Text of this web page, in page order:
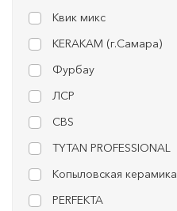
Квик микс
KERAKAM (г.Самара)
Фурбау
ЛСР
CBS
TYTAN PROFESSIONAL
Копыловская керамика
PERFEKTA